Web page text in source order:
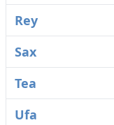
Rey
Sax
Tea
Ufa